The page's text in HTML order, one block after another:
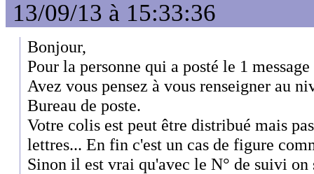
13/09/13 à 15:33:36
Bonjour,
Pour la personne qui a posté le 1
Avez vous pensez à vous renseigner au
Bureau de poste.
Votre colis est peut être distribué mais
lettres... En fin c'est un cas de figure
Sinon il est vrai qu'avec le N° de suivi